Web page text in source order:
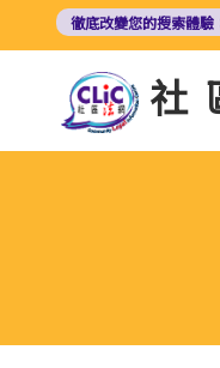
徹底改變您的搜索體驗
社